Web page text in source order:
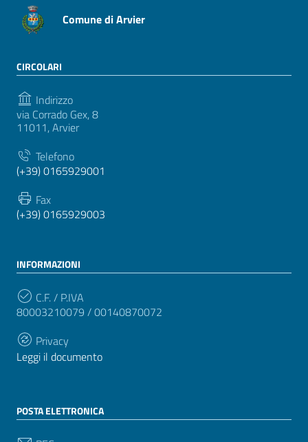
Comune di Arvier
CIRCOLARI
Indirizzo
via Corrado Gex, 8
11011, Arvier
Telefono
(+39) 0165929001
Fax
(+39) 0165929003
INFORMAZIONI
C.F. / P.IVA
80003210079 / 00140870072
Privacy
Leggi il documento
POSTA ELETTRONICA